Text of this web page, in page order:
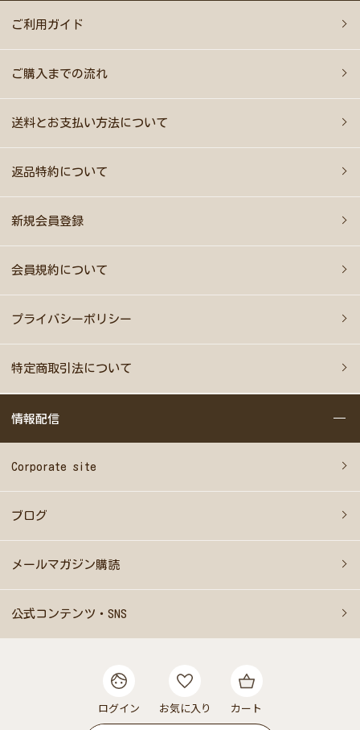
ご利用ガイド
ご購入までの流れ
送料とお支払い方法について
返品特約について
新規会員登録
会員規約について
プライバシーポリシー
特定商取引法について
情報配信
Corporate site
ブログ
メールマガジン購読
公式コンテンツ・SNS
ログイン お気に入り カート